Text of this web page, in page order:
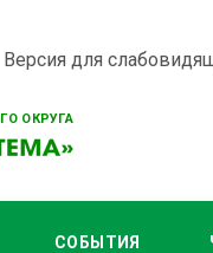
ОКРУГА
Версия для
СОБЫТИЯ